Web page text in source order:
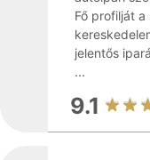
Fő profilját
jelentős
...
9.1